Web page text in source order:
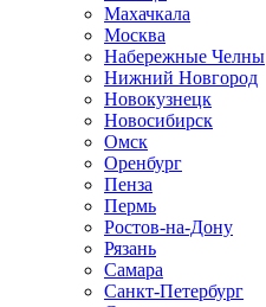
Махачкала
Москва
Набережные Челны
Нижний Новгород
Новокузнецк
Новосибирск
Омск
Оренбург
Пенза
Пермь
Ростов-на-Дону
Рязань
Самара
Санкт-Петербург